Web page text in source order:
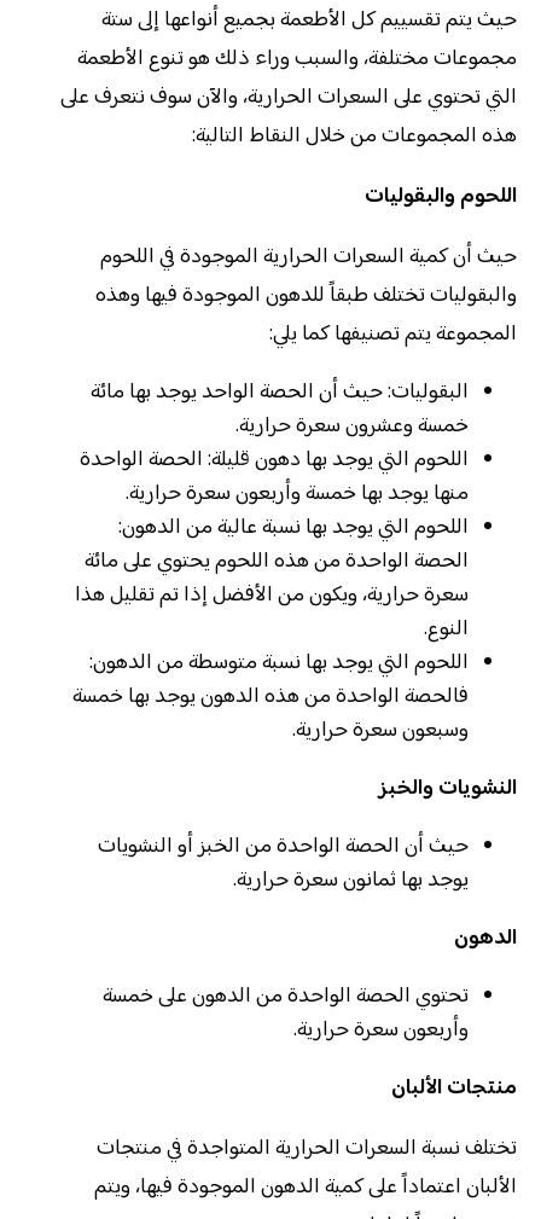
حيث يتم تقسييم كل الأطعمة بجميع أنواعها إلى ستة
مجموعات مختلفة، والسبب وراء ذلك هو تنوع الأطعمة
التي تحتوي على السعرات الحرارية، والآن سوف نتعرف على
هذه المجموعات من خلال النقاط التالية:
اللحوم والبقوليات
حيث أن كمية السعرات الحرارية الموجودة في اللحوم
والبقوليات تختلف طبقاً للدهون الموجودة فيها وهذه
المجموعة يتم تصنيفها كما يلي:
البقوليات: حيث أن الحصة الواحد يوجد بها مائة
خمسة وعشرون سعرة حرارية.
اللحوم التي يوجد بها دهون قليلة: الحصة الواحدة
منها يوجد بها خمسة وأربعون سعرة حرارية.
اللحوم التي يوجد بها نسبة عالية من الدهون:
الحصة الواحدة من هذه اللحوم يحتوي على مائة
سعرة حرارية، ويكون من الأفضل إذا تم تقليل هذا
النوع.
اللحوم التي يوجد بها نسبة متوسطة من الدهون:
فالحصة الواحدة من هذه الدهون يوجد بها خمسة
وسبعون سعرة حرارية.
النشويات والخبز
حيث أن الحصة الواحدة من الخبز أو النشويات
يوجد بها ثمانون سعرة حرارية.
الدهون
تحتوي الحصة الواحدة من الدهون على خمسة
وأربعون سعرة حرارية.
منتجات الألبان
تختلف نسبة السعرات الحرارية المتواجدة في منتجات
الألبان اعتماداً على كمية الدهون الموجودة فيها، ويتم